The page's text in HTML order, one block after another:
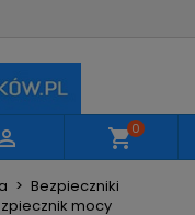
shopping_cart0
Bezpieczniki
mocy
produkty na
Zaloguj się